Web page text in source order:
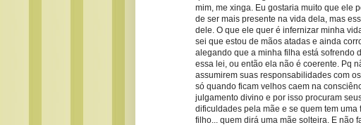
mim, me xinga. Eu gostaria muito que ele
de ser mais presente na vida dela, mas
dele. O que ele quer é infernizar minha
sei que estou de mãos atadas e ainda
alegando que a minha filha está sofrendo
essa lei, ou então ela não é coerente. Pq
assumirem suas responsabilidades com
só quando ficam velhos caem na
julgamento divino e por isso procuram
dificuldades pela mãe e se quem tem
filho... quem dirá uma mãe solteira. E não